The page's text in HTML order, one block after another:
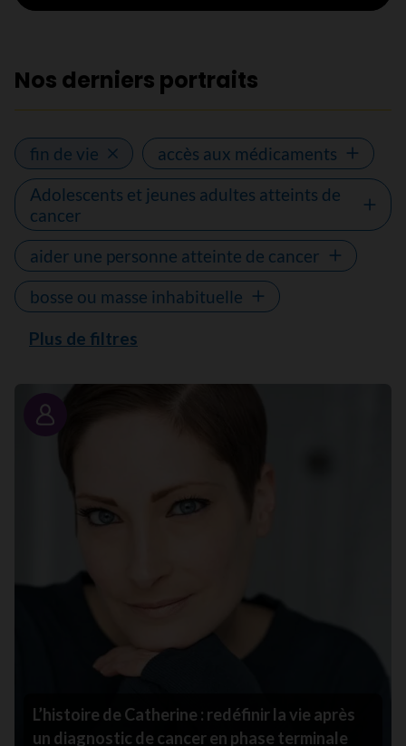
Nos derniers portraits
fin de vie
accès aux médicaments
Adolescents et jeunes adultes atteints de
cancer
aider une personne atteinte de cancer
bosse ou masse inhabituelle
Plus de filtres
Portrait
L’histoire de Catherine : redéfinir la vie après
un diagnostic de cancer en phase terminale